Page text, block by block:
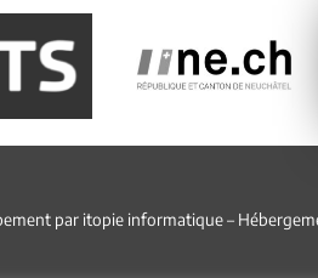
par itopie informatique–